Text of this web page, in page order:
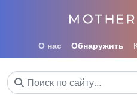
О нас Обнаружить